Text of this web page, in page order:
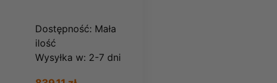
Dostępność: Mała
ilość
Wysyłka w: 2-7 dni